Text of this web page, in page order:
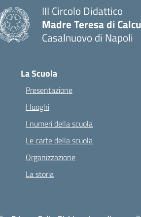
III Circolo Didattico
Madre Teresa di
Casalnuovo di Napoli
La Scuola
Presentazione
I luoghi
I numeri della scuola
Le carte della scuola
Organizzazione
La storia